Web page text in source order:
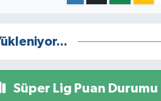
Süper Lig Puan Durumu